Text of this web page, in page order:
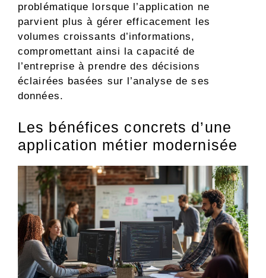
problématique lorsque l’application ne
parvient plus à gérer efficacement les
volumes croissants d’informations,
compromettant ainsi la capacité de
l’entreprise à prendre des décisions
éclairées basées sur l’analyse de ses
données.
Les bénéfices concrets d’une
application métier modernisée